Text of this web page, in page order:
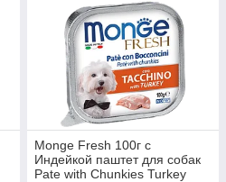
Monge Fresh 100г с
Индейкой паштет для собак
Pate with Chunkies Turkey